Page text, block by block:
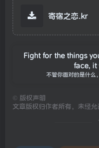
寄宿之恋.kr
Fight for the things
face,
不管你面对的是什么
© 版权声明
文章版权归作者所有，未经允